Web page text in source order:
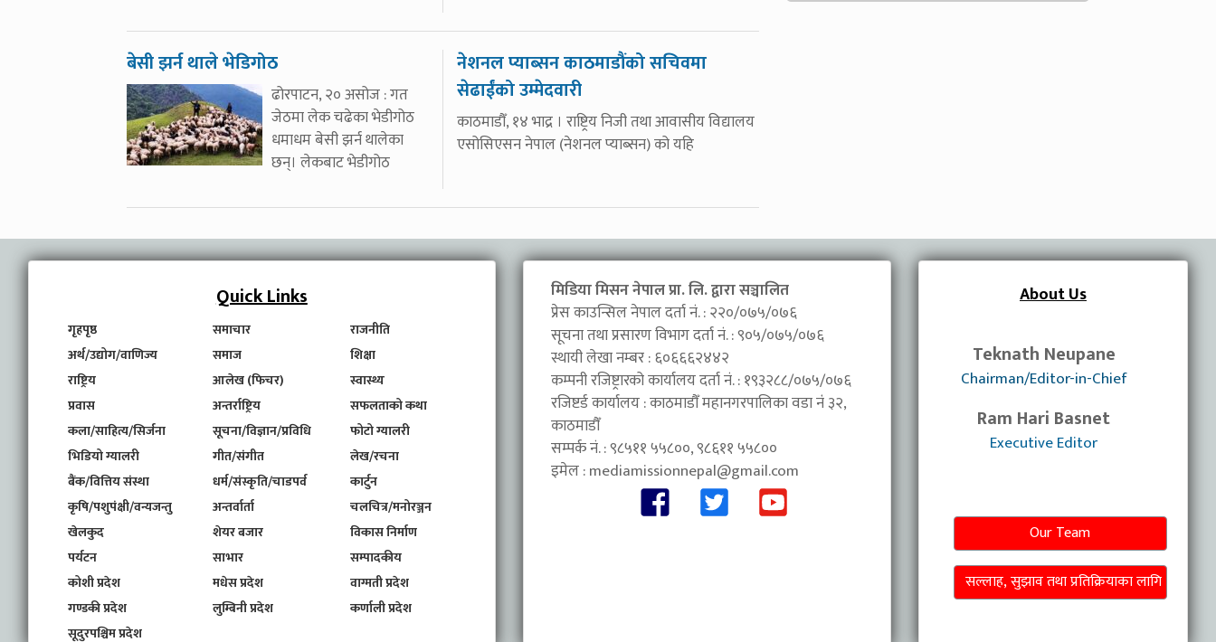
बेसी झर्न थाले भेडिगोठ
ढोरपाटन, २० असोज : गत
जेठमा लेक चढेका भेडीगोठ
धमाधम बेसी झर्न थालेका
छन्। लेकबाट भेडीगोठ
नेशनल प्याब्सन काठमाडौंको सचिवमा
सेढाईंको उम्मेदवारी
काठमाडौँ, १४ भाद्र । राष्ट्रिय निजी तथा आवासीय विद्यालय
एसोसिएसन नेपाल (नेशनल प्याब्सन) को यहि
Quick Links
गृहपृष्ठ समाचार
राजनीति
अर्थ/उद्योग/वाणिज्य
समाज
शिक्षा
राष्ट्रिय
आलेख (फिचर)
स्वास्थ्य
प्रवास
अन्तर्राष्ट्रिय
सफलताको कथा
कला/साहित्य/सिर्जना
सूचना/विज्ञान/प्रविधि
फोटो ग्यालरी
भिडियो ग्यालरी
गीत/संगीत
लेख/रचना
बैंक/वित्तिय संस्था
धर्म/संस्कृति/चाडपर्व
कार्टुन
कृषि/पशुपंक्षी/वन्यजन्तु
अन्तर्वार्ता
चलचित्र/मनोरञ्जन
खेलकुद
शेयर बजार
विकास निर्माण
पर्यटन
साभार
सम्पादकीय
कोशी प्रदेश
मधेस प्रदेश
वाग्मती प्रदेश
गण्डकी प्रदेश
लुम्बिनी प्रदेश
कर्णाली प्रदेश
सूदुरपश्चिम प्रदेश
मिडिया मिसन नेपाल प्रा. लि. द्वारा सञ्चालित
प्रेस काउन्सिल नेपाल दर्ता नं. : २२०/०७५/०७६
सूचना तथा प्रसारण विभाग दर्ता नं. : ९०५/०७५/०७६
स्थायी लेखा नम्बर : ६०६६६२४४२
कम्पनी रजिष्ट्रारको कार्यालय दर्ता नं. : १९३२८८/०७५/०७६
रजिष्टर्ड कार्यालय : काठमाडौँ महानगरपालिका वडा नंं ३२,
काठमाडौँ
सम्पर्क नं. : ९८५११ ५५८००, ९८६११ ५५८००
इमेल :mediamissionnepal@gmail.com
About Us
Teknath Neupane
Chairman/Editor-in-Chief
Ram Hari Basnet
Executive Editor
Our Team
सल्लाह, सुझाव तथा प्रतिक्रियाका लागि